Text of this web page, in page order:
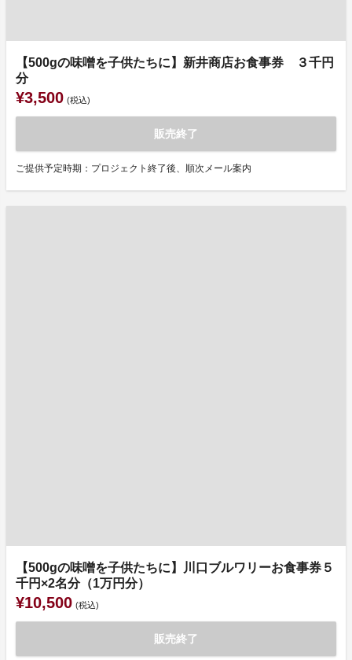
【500gの味噌を子供たちに】新井商店お食事券 ３千円
分
¥3,500 (税込)
販売終了
ご提供予定時期：プロジェクト終了後、順次メール案内
【500gの味噌を子供たちに】川口ブルワリーお食事券５
千円×2名分（1万円分）
¥10,500 (税込)
販売終了